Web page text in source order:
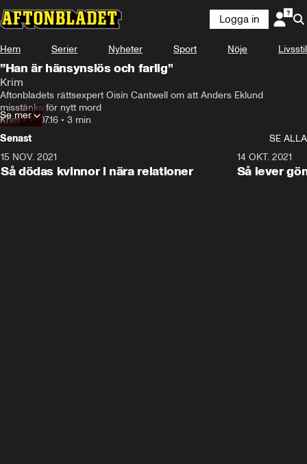
Logga in
Hem Serier Nyheter Sport Nöje Livsstil
”Han är hänsynslös och farlig”
Krim
Aftonbladets rättsexpert Oisín Cantwell om att Anders Eklund
misstänks för nytt mord
Krim•18.07.16 • 3 min
Se mer
Senast
SE ALLA
15 NOV. 2021
Så dödas kvinnor i nära relationer
14 OKT. 2021
Så lever